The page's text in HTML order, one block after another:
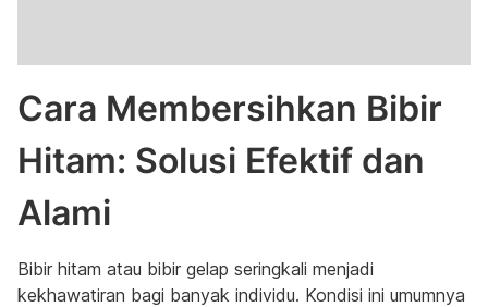
Cara Membersihkan Bibir
Hitam: Solusi Efektif dan
Alami
Bibir hitam atau bibir gelap seringkali menjadi
kekhawatiran bagi banyak individu. Kondisi ini umumnya